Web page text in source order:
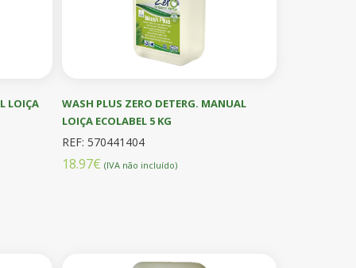
LOIÇA
WASH PLUS ZERO DETERG. MANUAL
LOIÇA ECOLABEL 5 KG
REF: 570441404
18.97€(IVA não incluído)